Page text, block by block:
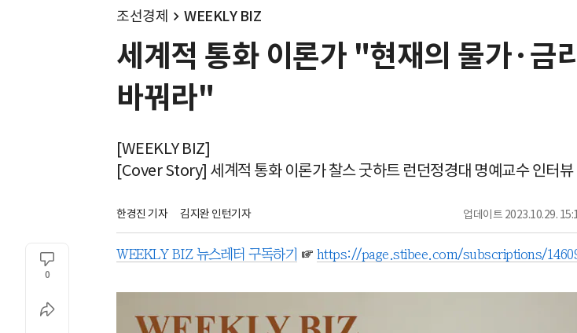
조선경제 WEEKLY BIZ
세계적 통화 이론가 "현재의 물가·금
바꿔라"
[WEEKLY BIZ]
[Cover Story] 세계적 통화 이론가 찰스 굿하트 런던정경대 명예교수 인터뷰
한경진 기자 김지완 인턴기자 업데이트 2023.10.29.
0
WEEKLY BIZ 뉴스레터 구독하기 ☞ https://page.stibee.com/subscriptions/